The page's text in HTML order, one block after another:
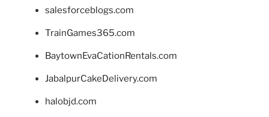
salesforceblogs.com
TrainGames365.com
BaytownEvaCationRentals.com
JabalpurCakeDelivery.com
halobjd.com